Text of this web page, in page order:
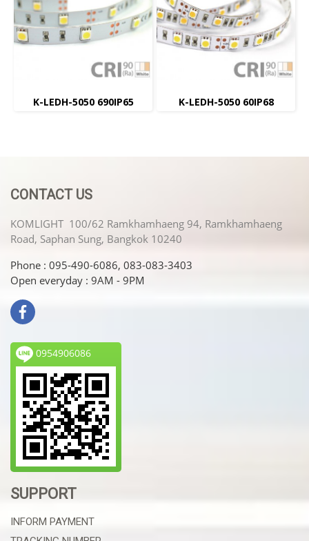
K-LEDH-5050 690IP65 K-LEDH-5050 60IP68
CONTACT US
KOMLIGHT 100/62 Ramkhamhaeng 94, Ramkhamhaeng
Road, Saphan Sung, Bangkok 10240
Phone : 095-490-6086, 083-083-3403
Open everyday : 9AM - 9PM
0954906086
SUPPORT
INFORM PAYMENT